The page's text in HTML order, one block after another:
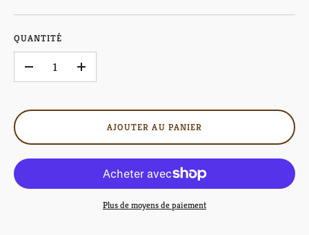
QUANTITÉ
+
AJOUTER AU PANIER
Plus de moyens de paiement